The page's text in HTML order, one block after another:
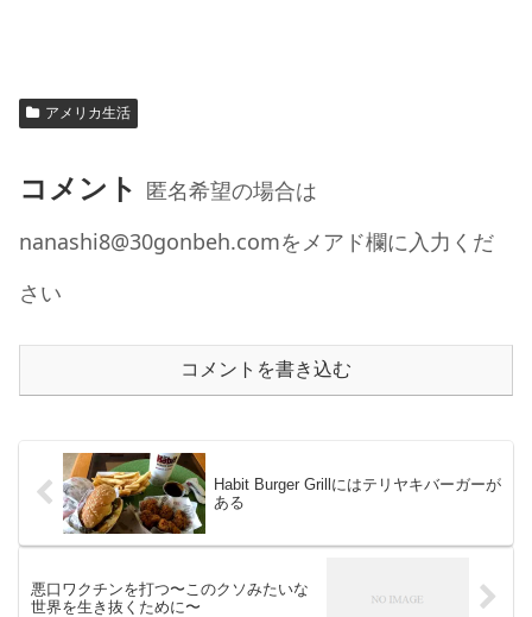
アメリカ生活
コメント 匿名希望の場合は
nanashi8@30gonbeh.comをメアド欄に入力くだ
さい
コメントを書き込む
Habit Burger Grillにはテリヤキバーガーが
ある
悪口ワクチンを打つ〜このクソみたいな
世界を生き抜くために〜